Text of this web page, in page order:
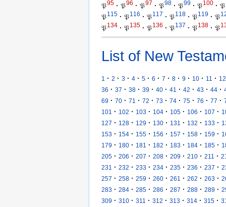
𝔓95 · 𝔓96 · 𝔓97 · 𝔓98 · 𝔓99 · 𝔓100 · 𝔓
𝔓115 · 𝔓116 · 𝔓117 · 𝔓118 · 𝔓119 · 𝔓
𝔓134 · 𝔓135 · 𝔓136 · 𝔓137 · 𝔓138 · 𝔓
List of New
1 · 2 · 3 · 4 · 5 · 6 · 7 · 8 · 9 · 10 · 11 · 12
36 · 37 · 38 · 39 · 40 · 41 · 42 · 43 · 44 ·
69 · 70 · 71 · 72 · 73 · 74 · 75 · 76 · 77 ·
101
· 102 · 103 · 104 · 105 · 106 · 107 ·
127 · 128 · 129 · 130 · 131 · 132 · 133 ·
153 · 154 · 155 · 156 · 157 · 158 · 159 ·
179 · 180 · 181 · 182 · 183 · 184 · 185 ·
205 · 206 · 207 · 208 · 209 · 210 · 211 ·
231
· 232 · 233 · 234 · 235 · 236 · 237 ·
257 · 258 · 259 · 260 · 261 · 262 · 263 ·
283 · 284 · 285 · 286 · 287 · 288 · 289 ·
309 · 310 · 311 · 312 · 313 · 314 · 315 ·